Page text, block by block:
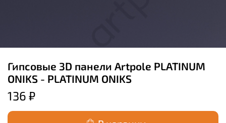
Гипсовые 3D панели Artpole PLATINUM
ONIKS - PLATINUM ONIKS
136 ₽